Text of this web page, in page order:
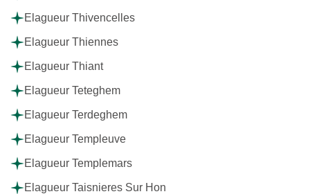
Elagueur Thivencelles
Elagueur Thiennes
Elagueur Thiant
Elagueur Teteghem
Elagueur Terdeghem
Elagueur Templeuve
Elagueur Templemars
Elagueur Taisnieres Sur Hon